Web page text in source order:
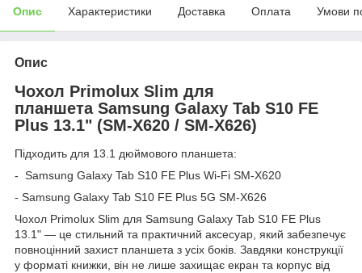
Опис Характеристики Доставка Оплата Умови
Опис
Чохол Primolux Slim для
планшета Samsung Galaxy Tab S10 FE
Plus 13.1" (SM-X620 / SM-X626)
Підходить для 13.1 дюймового планшета:
- Samsung Galaxy Tab S10 FE Plus Wi-Fi SM-X620
- Samsung Galaxy Tab S10 FE Plus 5G SM-X626
Чохол Primolux Slim для Samsung Galaxy Tab S10 FE Plus
13.1" — це стильний та практичний аксесуар, який забезпечує
повноцінний захист планшета з усіх боків. Завдяки конструкції
у форматі книжки, він не лише захищає екран та корпус від